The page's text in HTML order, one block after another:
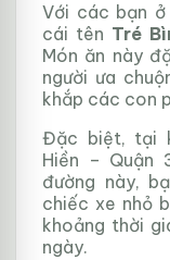
Với các bạn ở
cái tên Tré
Món ăn này
người ưa
khắp các con
Đặc biệt, tại
Hiền – Quận
đường này,
chiếc xe nhỏ
khoảng thời
ngày.